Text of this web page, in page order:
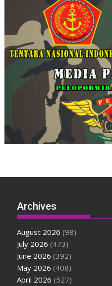
Archives
August 2026 (98)
July 2026 (473)
June 2026 (392)
May 2026 (408)
April 2026 (527)